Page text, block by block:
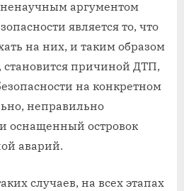
аргументом
является то, что
на них, и таким образом
становится причиной ДТП,
на конкретном
неправильно
оснащенный островок
аварий.
случаев, на всех этапах